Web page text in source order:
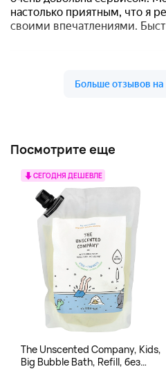
Посмотрите еще
СЕГОДНЯ ДЕШЕВЛЕ
The Unscented Company, Kids,
Big Bubble Bath, Refill, без